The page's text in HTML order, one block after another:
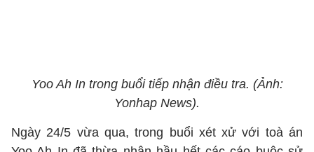
Yoo Ah In trong buổi tiếp nhận điều tra. (Ảnh:
Yonhap News).
Ngày 24/5 vừa qua, trong buổi xét xử với toà án